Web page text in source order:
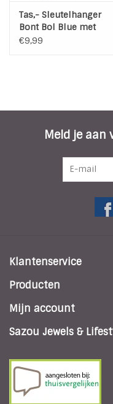
Tas,- Sleutelhanger
Bont Bol Blue met
Bedels
€9,99
Meld je aan
Klantenservice
Producten
Mijn account
Sazou Jewels &